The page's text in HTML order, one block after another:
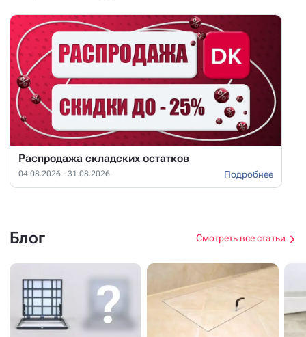
Распродажа складских остатков
04.08.2026 - 31.08.2026 Подробнее
Блог Смотреть все статьи